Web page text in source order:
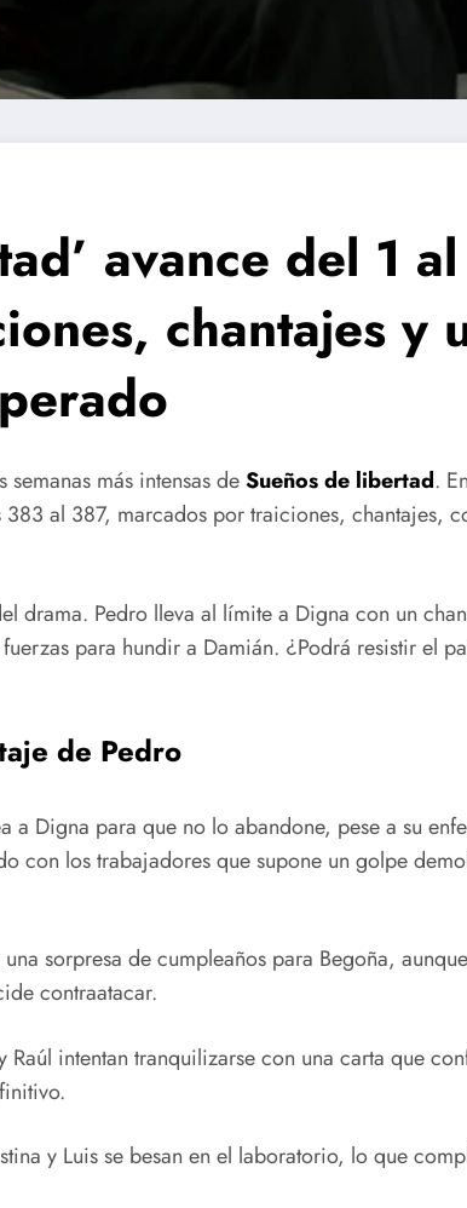
avance del 1
chantajes y
más intensas deSueños de libertad.
al 387, marcados por traiciones, chantajes,
drama. Pedro lleva al límite a Digna con un
para hundir a Damián. ¿Podrá resistir el
de Pedro
a Digna para que no lo abandone, pese a su
con los trabajadores que supone un golpe
sorpresa de cumpleaños para Begoña,
contraatacar.
intentan tranquilizarse con una carta que
y Luis se besan en el laboratorio, lo que